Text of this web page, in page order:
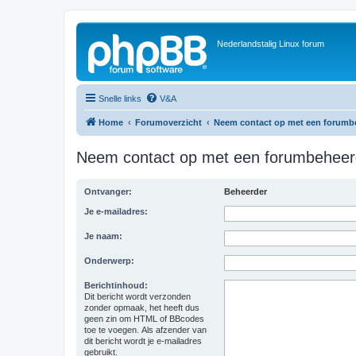
Nederlandstalig Linux forum
Snelle links V&A
Home Forumoverzicht Neem contact op met een
Neem contact op met een
Ontvanger: Beheerder
Je e-mailadres:
Je naam:
Onderwerp:
Berichtinhoud:
Dit bericht wordt verzonden
zonder opmaak, het heeft dus
geen zin om HTML of BBcodes
toe te voegen. Als afzender van
dit bericht wordt je e-mailadres
gebruikt.